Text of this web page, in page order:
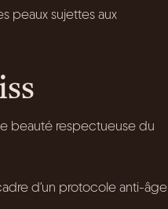
peaux sujettes aux
beauté respectueuse du
d’un protocole anti-âge